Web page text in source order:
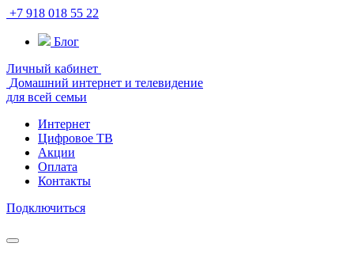
+7 918 018 55 22
Блог
Личный кабинет
Домашний интернет и телевидение
для всей семьи
Интернет
Цифровое ТВ
Акции
Оплата
Контакты
Подключиться